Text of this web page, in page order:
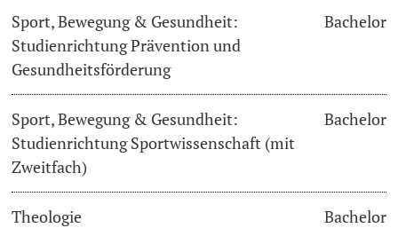
Sport, Bewegung & Gesundheit:
Studienrichtung Prävention und
Gesundheitsförderung
Bachelor
Sport, Bewegung & Gesundheit:
Studienrichtung Sportwissenschaft (mit
Zweitfach)
Bachelor
Theologie Bachelor